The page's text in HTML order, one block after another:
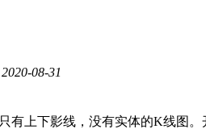
2020-08-31
上下影线，没有实体的K线图。